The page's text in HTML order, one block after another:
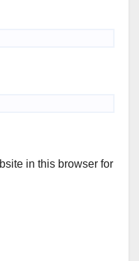
in this browser for